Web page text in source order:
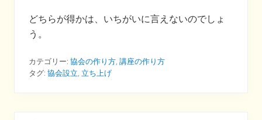
どちらが得かは、いちがいに言えないのでしょ
う。
カテゴリー: 協会の作り方, 講座の作り方
タグ: 協会設立, 立ち上げ